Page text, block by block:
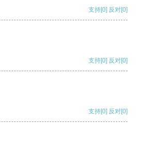
支持[0] 反对[0]
支持[0] 反对[0]
支持[0] 反对[0]